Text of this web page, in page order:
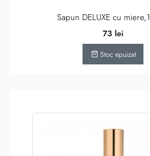
Sapun DELUXE cu
73 lei
Stoc epuizat